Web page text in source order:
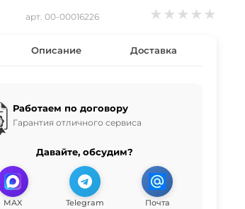
арт. 00-00016226 ★ ★ ★ ★ ★
Описание Доставка
Работаем по договору
Гарантия отличного сервиса
Давайте, обсудим?
MAX Telegram Почта